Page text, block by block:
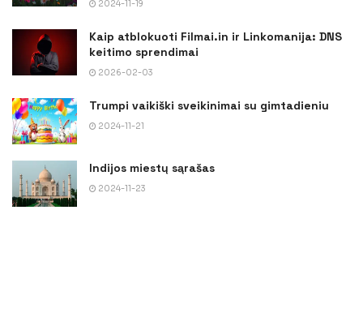
2024-11-19
Kaip atblokuoti Filmai.in ir Linkomanija: DNS
keitimo sprendimai
2026-02-03
Trumpi vaikiški sveikinimai su gimtadieniu
2024-11-21
Indijos miestų sąrašas
2024-11-23